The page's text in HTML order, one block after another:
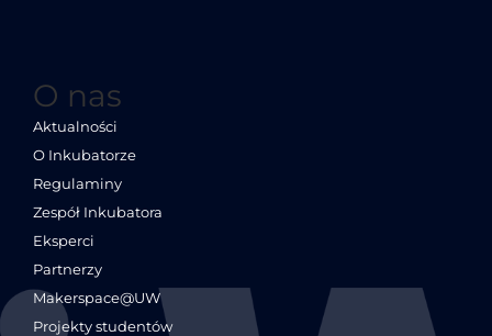
O nas
Aktualności
O Inkubatorze
Regulaminy
Zespół Inkubatora
Eksperci
Partnerzy
Makerspace@UW
Projekty studentów